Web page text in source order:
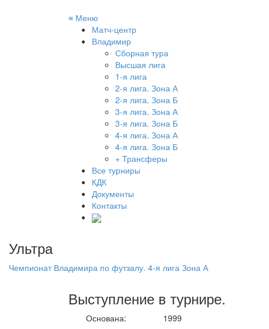
≡ Меню
Матч-центр
Владимир
Сборная тура
Высшая лига
1-я лига
2-я лига. Зона А
2-я лига. Зона Б
3-я лига. Зона А
3-я лига. Зона Б
4-я лига. Зона А
4-я лига. Зона Б
+ Трансферы
Все турниры
КДК
Документы
Контакты
Ультра
Чемпионат Владимира по футзалу. 4-я лига Зона А
Выступление в турнире.
Основана: 1999